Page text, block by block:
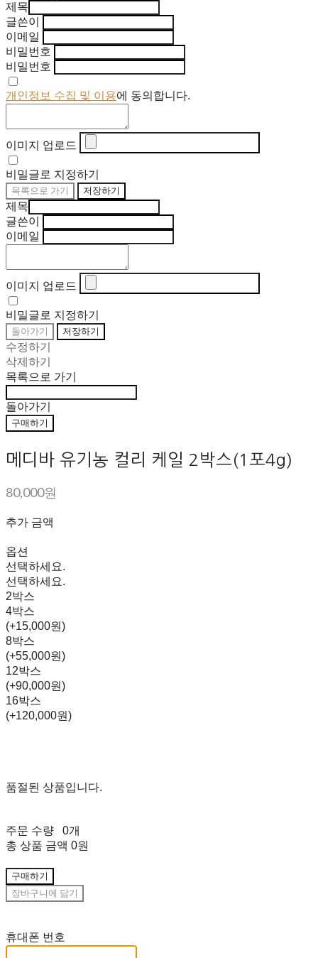
제목
글쓴이
이메일
비밀번호
비밀번호
개인정보 수집 및 이용에 동의합니다.
이미지 업로드
비밀글로 지정하기
목록으로 가기 저장하기
제목
글쓴이
이메일
이미지 업로드
비밀글로 지정하기
돌아가기 저장하기
수정하기
삭제하기
목록으로 가기
돌아가기
구매하기
메디바 유기농 컬리 케일 2박스(1포4g)
80,000원
추가 금액
옵션
선택하세요.
선택하세요.
2박스
4박스
(+15,000원)
8박스
(+55,000원)
12박스
(+90,000원)
16박스
(+120,000원)
품절된 상품입니다.
주문 수량
0개
총 상품 금액 0원
구매하기
장바구니에 담기
휴대폰 번호